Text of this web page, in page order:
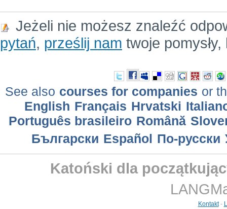
Jeżeli nie możesz znaleźć
pytań, prześlij nam twoje
See also courses for companies or
English Français Hrvatski
Português brasileiro Română
Български Еspañol По-русски
Katoński dla
Kontakt-